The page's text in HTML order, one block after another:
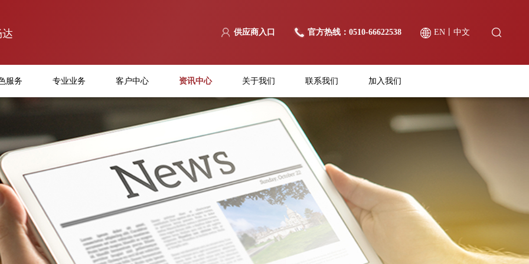
达 供应商入口 EN丨 中文
官方热线：0510-66622538
服务 专业业务 客户中心 资讯中心 关于我们 联系我们 加入我们